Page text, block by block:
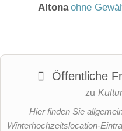
Altona ohne
Öffentliche
zu
Hier finden Sie
Winterhochzeitslocation-